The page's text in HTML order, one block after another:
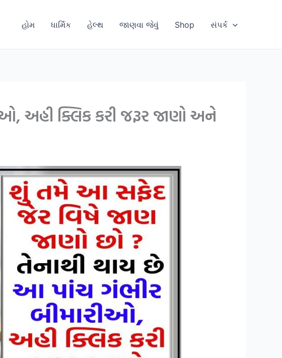
હોમ ધાર્મિક હેલ્થ જાણવા જેવું Shop સંપર્ક
અહી ક્લિક કરી જરૂર જાણો અને